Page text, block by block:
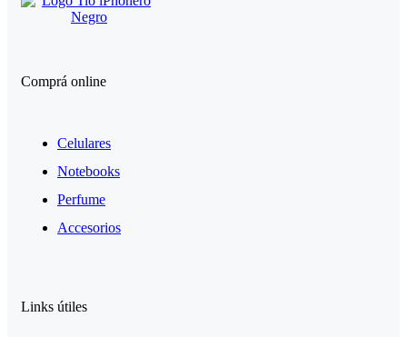
Comprá online
Celulares
Notebooks
Perfume
Accesorios
Links útiles